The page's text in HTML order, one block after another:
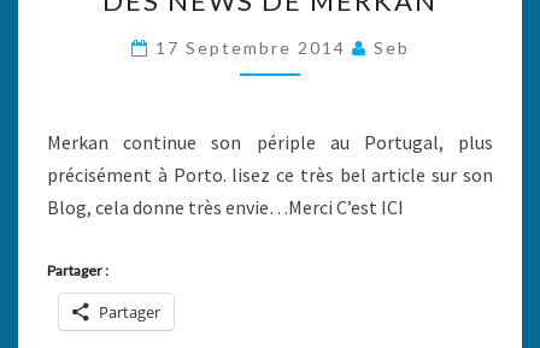
NEWS
DE
MERKAN
17 Septembre 2014 Seb
Merkan continue son périple au Portugal, plus
précisément à Porto. lisez ce très bel article sur son
Blog, cela donne très envie…Merci C’est ICI
Partager :
Partager